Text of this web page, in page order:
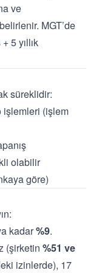
ve
MGT’de
5 yıllık
süreklidir:
işlemleri (işlem
olabilir
göre)
kadar%9.
(şirketin %51 ve
izinlerde), 17